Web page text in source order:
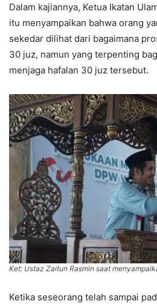
Dalam kajiannya, Ketua Ikatan
itu menyampaikan bahwa orang
sekedar dilihat dari bagaimana
30 juz, namun yang terpenting
menjaga hafalan 30 juz tersebut.
Ket: Ustaz Zaitun Rasmin saat
Ketika seseorang telah sampai